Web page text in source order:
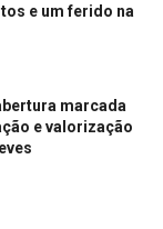
e um ferido na
marcada
e valorização